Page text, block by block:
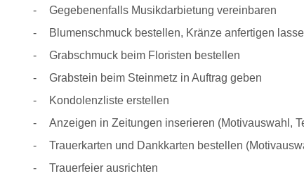
Gegebenenfalls Musikdarbietung vereinbaren
Blumenschmuck bestellen, Kränze anfertigen
Grabschmuck beim Floristen bestellen
Grabstein beim Steinmetz in Auftrag geben
Kondolenzliste erstellen
Anzeigen in Zeitungen inserieren (Motivauswahl,
Trauerkarten und Dankkarten bestellen
Trauerfeier ausrichten